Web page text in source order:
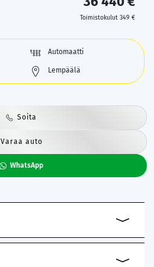
Toimistokulut 349 €
Automaatti
Lempäälä
Soita
Varaa auto
WhatsApp